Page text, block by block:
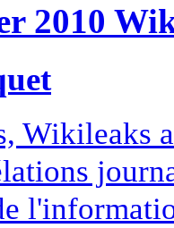
2010
Wikileaks